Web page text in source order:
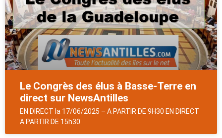
Le Congrès des élus à Basse-Terre en
direct sur NewsAntilles
EN DIRECT la 17/06/2025 – A PARTIR DE 9H30 EN DIRECT
A PARTIR DE 15h30